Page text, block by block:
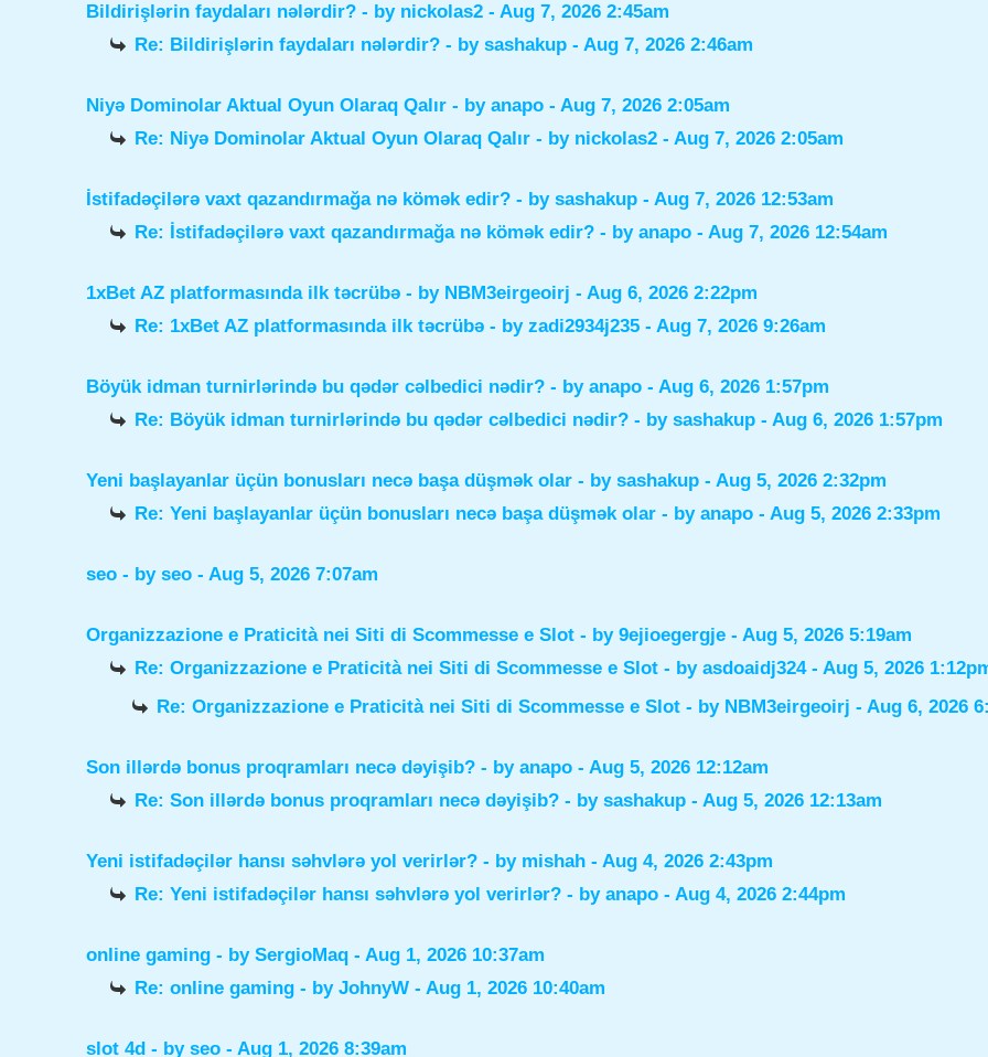
Bildirişlərin faydaları nələrdir? - by nickolas2- Aug 7, 2026 2:45am
Re: Bildirişlərin faydaları nələrdir? - by sashakup- Aug 7, 2026 2:46am
Niyə Dominolar Aktual Oyun Olaraq Qalır - by anapo- Aug 7, 2026 2:05am
Re: Niyə Dominolar Aktual Oyun Olaraq Qalır - by nickolas2- Aug 7, 2026 2:05am
İstifadəçilərə vaxt qazandırmağa nə kömək edir? - by sashakup- Aug 7, 2026 12:53am
Re: İstifadəçilərə vaxt qazandırmağa nə kömək edir? - by anapo- Aug 7, 2026 12:54am
1xBet AZ platformasında ilk təcrübə - by NBM3eirgeoirj - Aug 6, 2026 2:22pm
Re: 1xBet AZ platformasında ilk təcrübə - by zadi2934j235- Aug 7, 2026 9:26am
Böyük idman turnirlərində bu qədər cəlbedici nədir? - by anapo- Aug 6, 2026 1:57pm
Re: Böyük idman turnirlərində bu qədər cəlbedici nədir? - by sashakup- Aug 6, 2026 1:57pm
Yeni başlayanlar üçün bonusları necə başa düşmək olar - by sashakup- Aug 5, 2026 2:32pm
Re: Yeni başlayanlar üçün bonusları necə başa düşmək olar - by anapo- Aug 5, 2026 2:33pm
seo - by seo- Aug 5, 2026 7:07am
Organizzazione e Praticità nei Siti di Scommesse e Slot - by 9ejioegergje- Aug 5, 2026 5:19am
Re: Organizzazione e Praticità nei Siti di Scommesse e Slot - by asdoaidj324- Aug 5, 2026
Re: Organizzazione e Praticità nei Siti di Scommesse e Slot - by NBM3eirgeoirj - Aug 6, 2026
Son illərdə bonus proqramları necə dəyişib? - by anapo- Aug 5, 2026 12:12am
Re: Son illərdə bonus proqramları necə dəyişib? - by sashakup- Aug 5, 2026 12:13am
Yeni istifadəçilər hansı səhvlərə yol verirlər? - by mishah- Aug 4, 2026 2:43pm
Re: Yeni istifadəçilər hansı səhvlərə yol verirlər? - by anapo- Aug 4, 2026 2:44pm
online gaming - by SergioMaq- Aug 1, 2026 10:37am
Re: online gaming - by JohnyW- Aug 1, 2026 10:40am
slot 4d - by seo- Aug 1, 2026 8:39am